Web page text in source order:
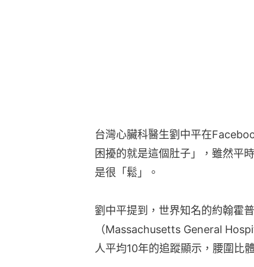
台灣心臟科醫生劉中平在
困擾的就是這個肚子」，雖然平
是很「鬆」。
劉中平提到，世界知名的約翰霍
（Massachusetts General
人平均10年的追蹤顯示，腰圍比